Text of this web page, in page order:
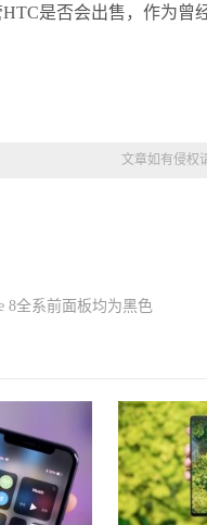
是否会出售，作为曾
文章如有侵权
8全系前面板均为黑色